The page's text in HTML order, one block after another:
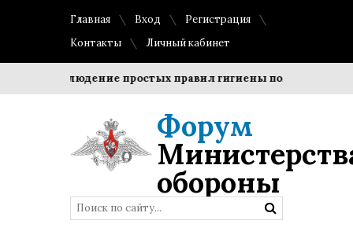
Главная Вход
Регистрация
Контакты
Личный кабинет
Соблюдение простых правил гигиены помогает
Форум
обороны